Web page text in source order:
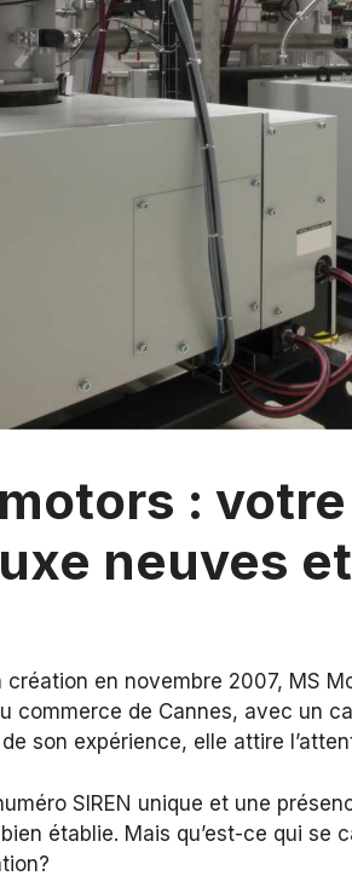
:
neuves
création en novembre 2007, MS
commerce de Cannes, avec un
son expérience, elle attire
SIREN unique et une
établie. Mais qu’est-ce qui